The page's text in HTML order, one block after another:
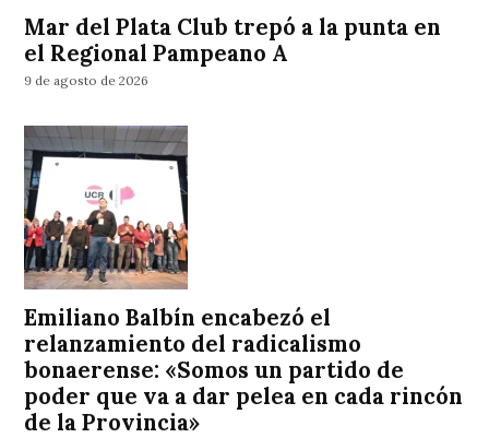
Mar del Plata Club trepó a la punta en
el Regional Pampeano A
9 de agosto de 2026
Emiliano Balbín encabezó el
relanzamiento del radicalismo
bonaerense: «Somos un partido de
poder que va a dar pelea en cada rincón
de la Provincia»